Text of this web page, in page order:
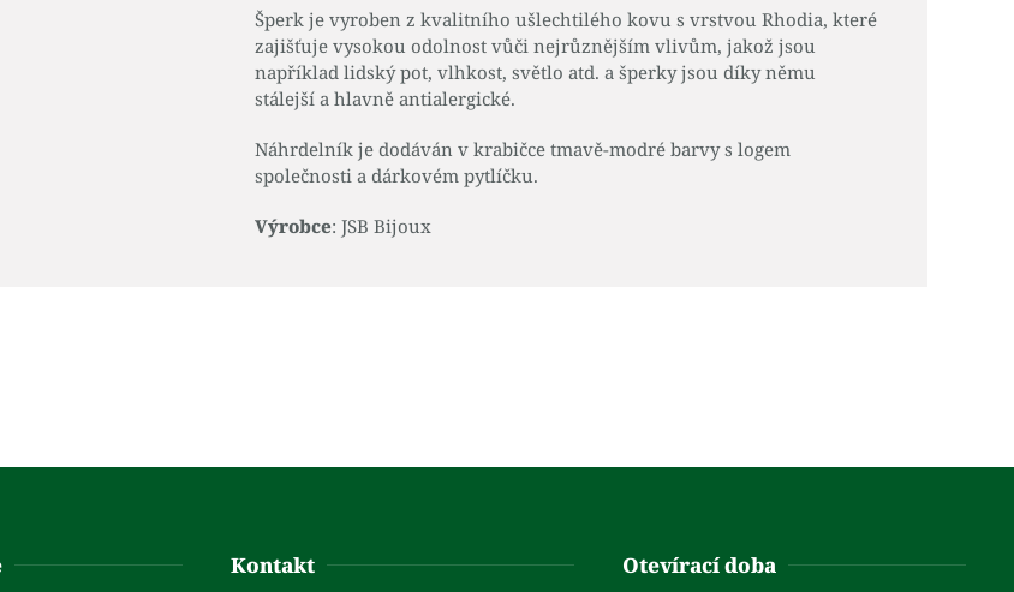
Šperk je vyroben z kvalitního ušlechtilého kovu s vrstvou Rhodia, které
zajišťuje vysokou odolnost vůči nejrůznějším vlivům, jakož jsou
například lidský pot, vlhkost, světlo atd. a šperky jsou díky němu
stálejší a hlavně antialergické.
Náhrdelník je dodáván v krabičce tmavě-modré barvy s logem
společnosti a dárkovém pytlíčku.
Výrobce: JSB Bijoux
Kontakt Otevírací doba